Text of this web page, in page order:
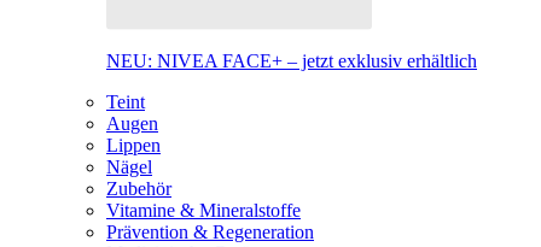
NEU: NIVEA FACE+ – jetzt exklusiv erhältlich
Teint
Augen
Lippen
Nägel
Zubehör
Vitamine & Mineralstoffe
Prävention & Regeneration